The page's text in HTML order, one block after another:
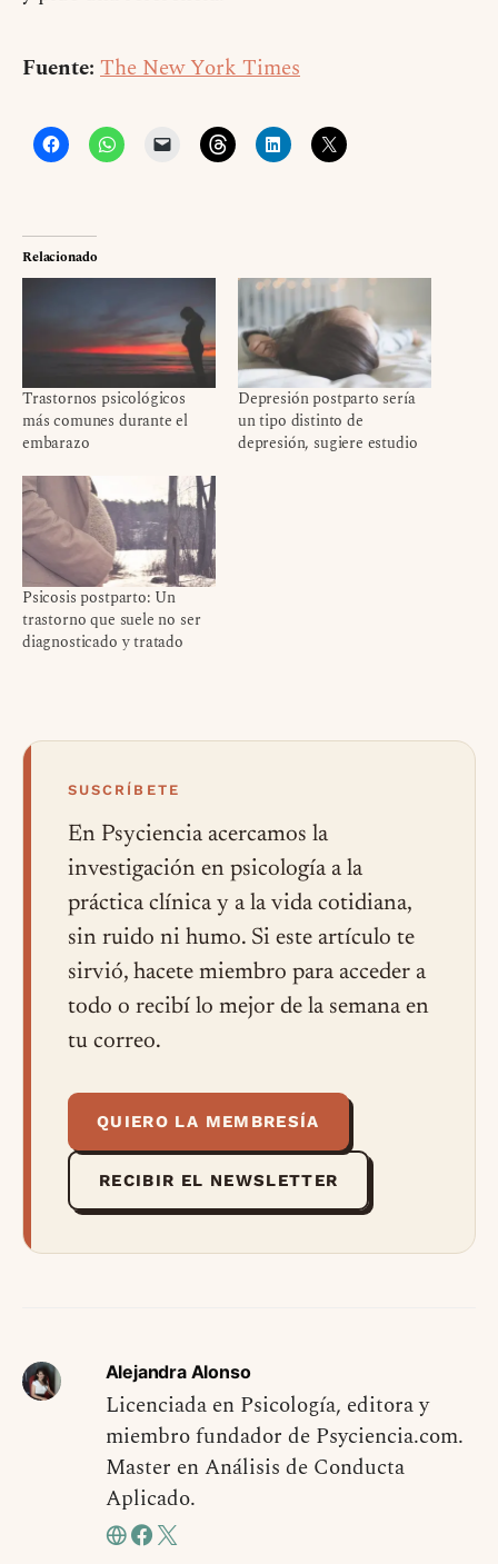
Fuente: The New York Times
Relacionado
Trastornos psicológicos
más comunes durante el
embarazo
Depresión postparto sería
un tipo distinto de
depresión, sugiere estudio
Psicosis postparto: Un
trastorno que suele no ser
diagnosticado y tratado
SUSCRÍBETE
En Psyciencia acercamos la
investigación en psicología a la
práctica clínica y a la vida cotidiana,
sin ruido ni humo. Si este artículo te
sirvió, hacete miembro para acceder a
todo o recibí lo mejor de la semana en
tu correo.
QUIERO LA MEMBRESÍA
RECIBIR EL NEWSLETTER
Alejandra Alonso
Licenciada en Psicología, editora y
miembro fundador de Psyciencia.com.
Master en Análisis de Conducta
Aplicado.